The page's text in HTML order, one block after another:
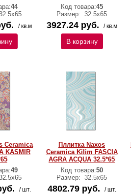
44
/ кв.м
Код товара:45
Размер: 32.5x65
3927.24 руб. / кв.м
В корзину
Ceramica
KASMIR
49
/ шт.
Пллитка Naxos
Ceramica Kilim FASCIA
AGRA ACQUA 32.5*65
Код товара:50
Размер: 32.5x65
4802.79 руб. / шт.